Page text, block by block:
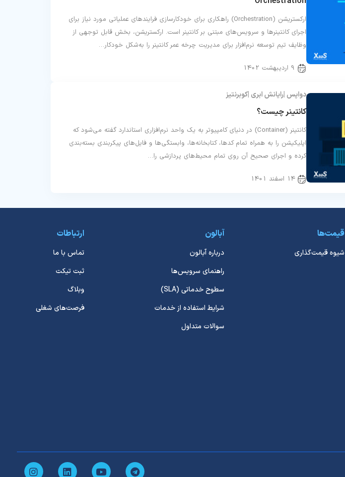
ارکستریشن (Orchestration) راهکاری برای خودکارسازی فرایندهای عملیاتی مورد نیاز برای
اجرای کانتینرها و سرویس‌های مبتنی بر کانتینر است. ارکستریشن، بخش قابل توجهی از
وظایف تیم توسعه نرم‌افزار برای مدیریت چرخه عمر کانتینر را به‌شکل خودکار…
9 اردیبهشت 1402
کانتینر چیست؟
کانتینر (Container) در دنیای کامپیوتر به یک واحد نرم‌افزاری استاندارد گفته می‌شود که
اپلیکیشن را به همراه تمام کدها، کتابخانه‌ها، وابستگی‌ها و فایل‌های پیکربندی بسته‌بندی
کرده و اجرای صحیح آن روی تمام محیط‌های پردازشی را…
دواپس رایانش ابری کوبرنتیز
14 اسفند 1401
قیمت‌ها
شیوه قیمت‌گذاری
آبالون
درباره آبالون
راهنمای سرویس‌ها
سطوح خدماتی (SLA)
شرایط استفاده از خدمات
سوالات متداول
ارتباطات
تماس با ما
ثبت تیکت
وبلاگ
فرصت‌های شغلی